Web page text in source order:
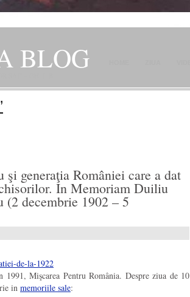
BLOG
generaţia României care a dat
In Memoriam Duiliu
(2 decembrie 1902 – 5
Mişcarea Pentru România. Despre ziua de 10
in memoriile sale: